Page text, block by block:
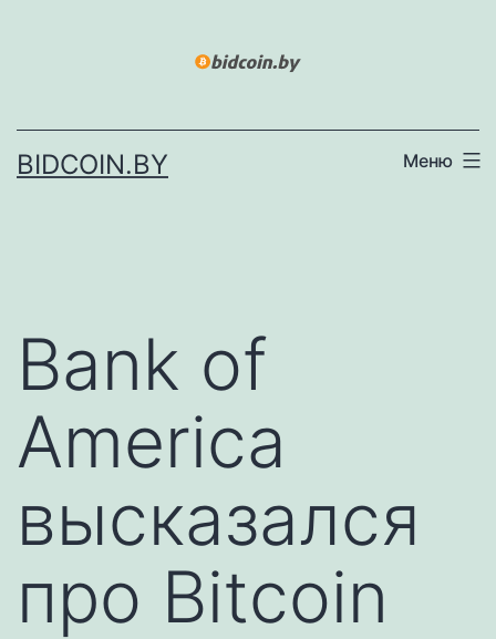
BIDCOIN.BY Меню
Bank of
America
высказался
про Bitcoin